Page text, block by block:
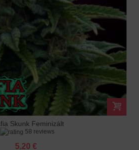
Skunk Feminizált
58 reviews
5.20 €